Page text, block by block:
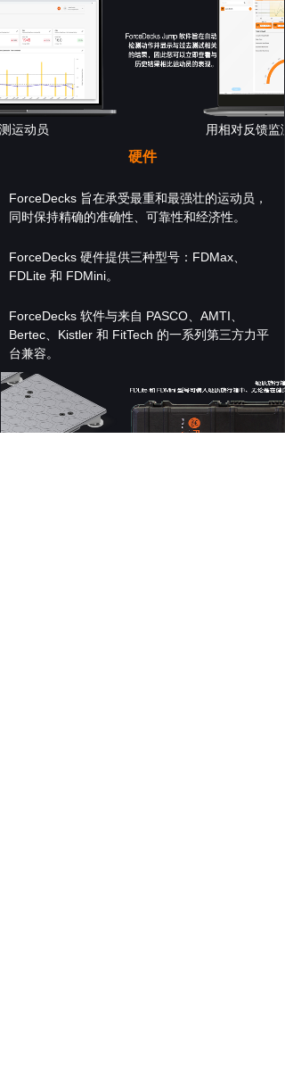
运动员 用相对反馈监
硬件
ForceDecks 旨在承受最重和最强壮的运动员，
同时保持精确的准确性、可靠性和经济性。
ForceDecks 硬件提供三种型号：FDMax、
FDLite 和 FDMini。
ForceDecks 软件与来自 PASCO、AMTI、
Bertec、Kistler 和 FitTech 的一系列第三方力平
台兼容。